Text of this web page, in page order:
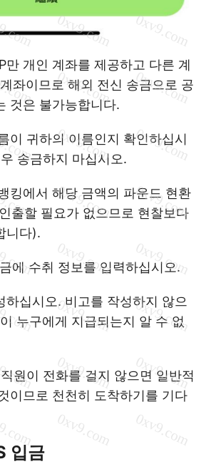
만 개인 계좌를 제공하고 다른 계
좌이므로 해외 전신 송금으로 공
것은 불가능합니다.
이 귀하의 이름인지 확인하십시
송금하지 마십시오.
킹에서 해당 금액의 파운드 현환
출할 필요가 없으므로 현찰보다
니다).
에 수취 정보를 입력하십시오.
하십시오. 비고를 작성하지 않으
누구에게 지급되는지 알 수 없
원이 전화를 걸지 않으면 일반적
이므로 천천히 도착하기를 기다
입금